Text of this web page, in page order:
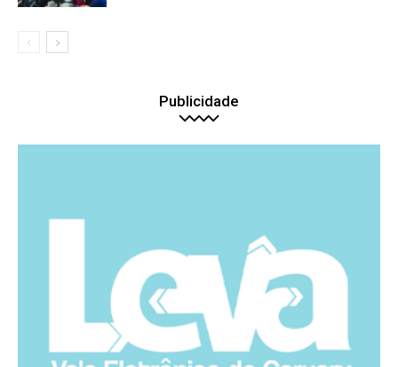
Publicidade